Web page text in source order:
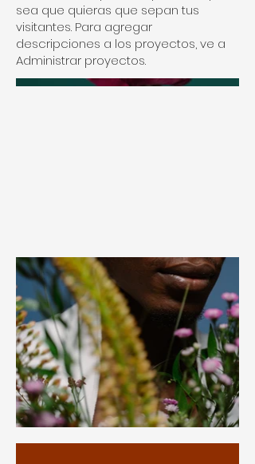
sea que quieras que sepan tus
visitantes. Para agregar
descripciones a los proyectos, ve a
Administrar proyectos.